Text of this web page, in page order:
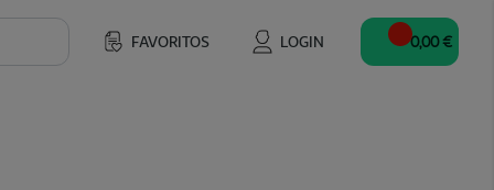
FAVORITOS LOGIN 0,00 €